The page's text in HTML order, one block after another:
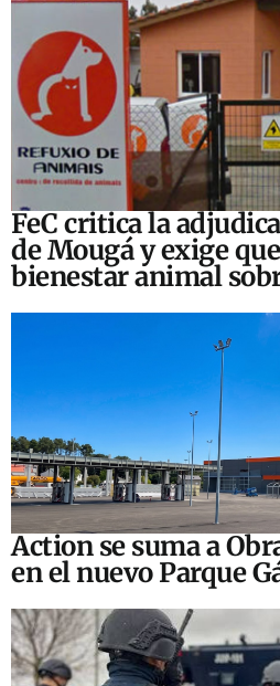
FeC critica la
de Mougá y exige
bienestar animal
Action se suma a
en el nuevo Parque